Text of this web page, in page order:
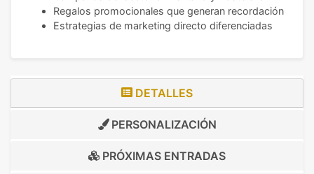
Regalos promocionales que generan recordación
Estrategias de marketing directo diferenciadas
DETALLES
PERSONALIZACIÓN
PRÓXIMAS ENTRADAS